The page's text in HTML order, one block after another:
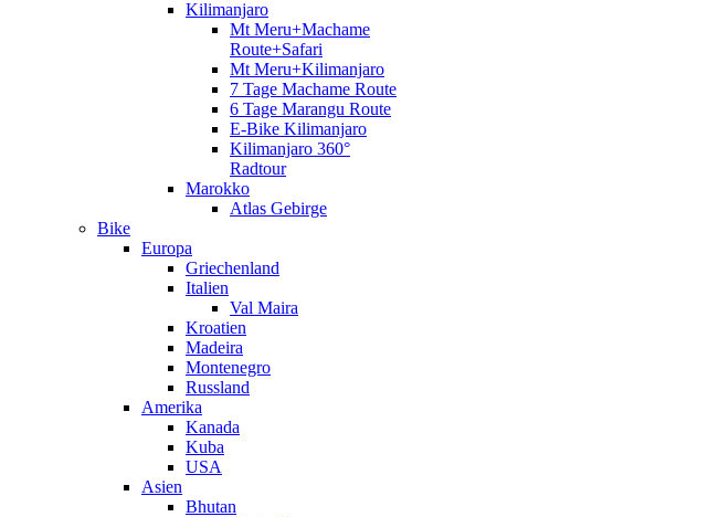
Kilimanjaro
Mt Meru+Machame
Route+Safari
Mt Meru+Kilimanjaro
7 Tage Machame Route
6 Tage Marangu Route
E-Bike Kilimanjaro
Kilimanjaro 360°
Radtour
Marokko
Atlas Gebirge
Bike
Europa
Griechenland
Italien
Val Maira
Kroatien
Madeira
Montenegro
Russland
Amerika
Kanada
Kuba
USA
Asien
Bhutan